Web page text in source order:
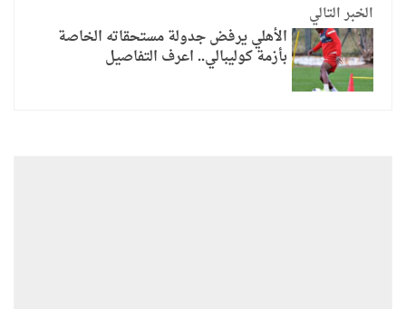
الخبر التالي
الأهلي يرفض جدولة مستحقاته الخاصة
بأزمة كوليبالي.. اعرف التفاصيل